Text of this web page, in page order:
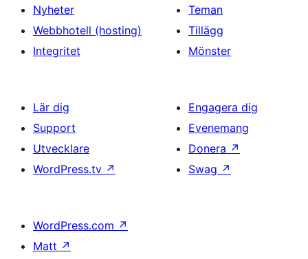
Nyheter
Webbhotell (hosting)
Integritet
Teman
Tillägg
Mönster
Lär dig
Support
Utvecklare
WordPress.tv ↗
Engagera dig
Evenemang
Donera ↗
Swag ↗
WordPress.com ↗
Matt ↗